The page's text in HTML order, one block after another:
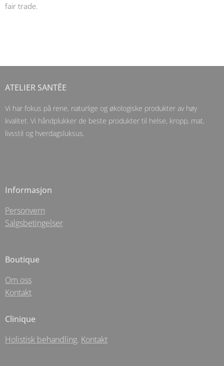
fair trade.
ATELIER SANTĒE
Vi har fokus på rene, naturlige og økologiske produkter av høy
kvalitet. Vi håndplukker de beste produkter til helse, kropp, mat,
livsstil og hverdagsluksus.
Informasjon
Personvern
Salgsbetingelser
Boutique
Om oss
Kontakt
Clinique
Holistisk behandling. Kontakt